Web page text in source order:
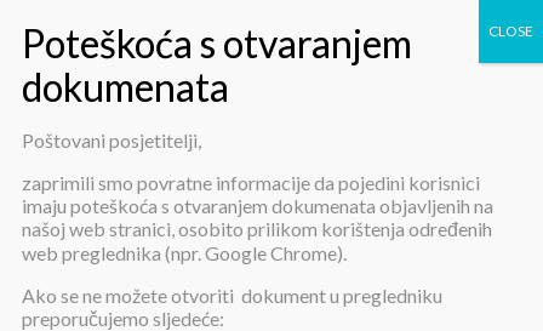
Rebalans plana nabave 2016
Poštovani posjetitelji,
zaprimili smo povratne informacije da pojedini korisnici
imaju poteškoća s otvaranjem dokumenata objavljenih na
našoj web stranici, osobito prilikom korištenja određenih
web preglednika (npr. Google Chrome).
Ako se ne možete otvoriti dokument u pregledniku
preporučujemo sljedeće: